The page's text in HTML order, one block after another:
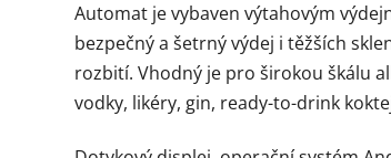
Automat je vybaven výtahovým
bezpečný a šetrný výdej i těžších
rozbití. Vhodný je pro širokou škálu
vodky, likéry, gin, ready-to-drink